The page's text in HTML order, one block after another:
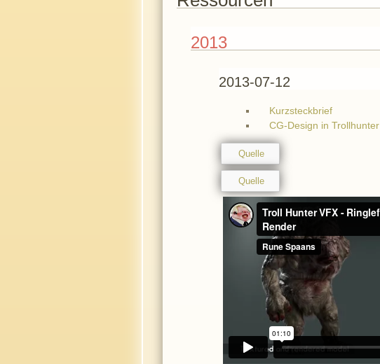
2013
2013-07-12
Kurzsteckbrief
CG-Design in Trollhunter
Quelle
Quelle